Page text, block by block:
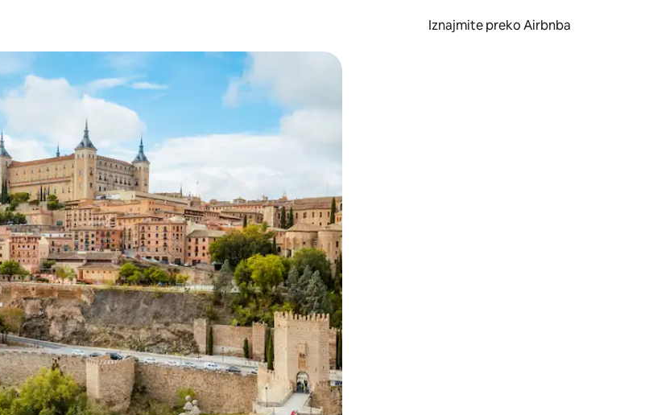
Iznajmite preko Airbnba
prema gore i prema dolje, kao i dodirom ili prelaskom prstom po zaslonu.